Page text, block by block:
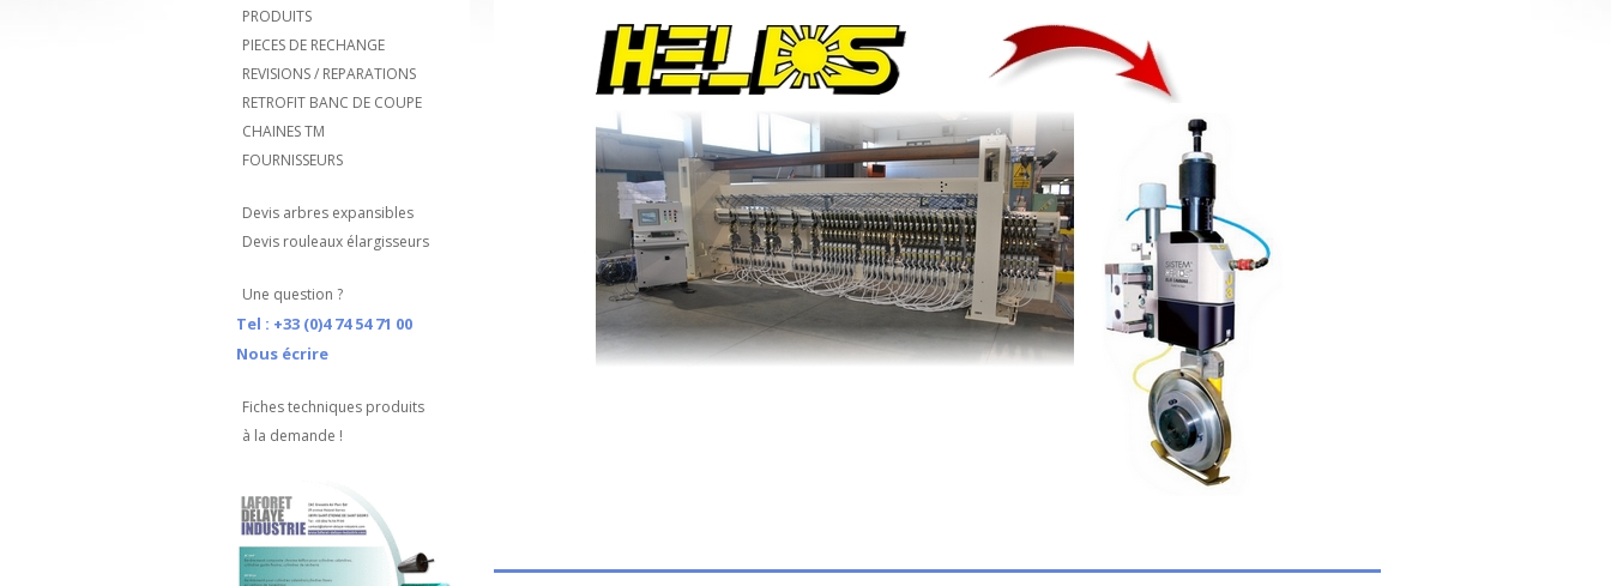
PRODUITS
PIECES DE RECHANGE
REVISIONS / REPARATIONS
RETROFIT BANC DE COUPE
CHAINES TM
FOURNISSEURS
Devis arbres expansibles
Devis rouleaux élargisseurs
Une question ?
Tel : +33 (0)4 74 54 71 00
Nous écrire
Fiches techniques produits
à la demande !